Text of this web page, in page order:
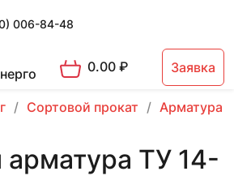
006-84-48
0.00₽ Заявка
Сортовой прокат Арматура
арматура ТУ 14-